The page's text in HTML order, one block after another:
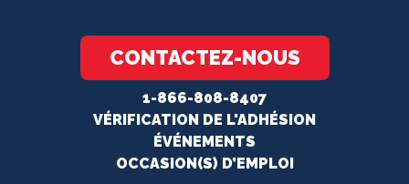
CONTACTEZ-NOUS
1-866-808-8407
VÉRIFICATION DE L'ADHÉSION
ÉVÉNEMENTS
OCCASION(S) D’EMPLOI